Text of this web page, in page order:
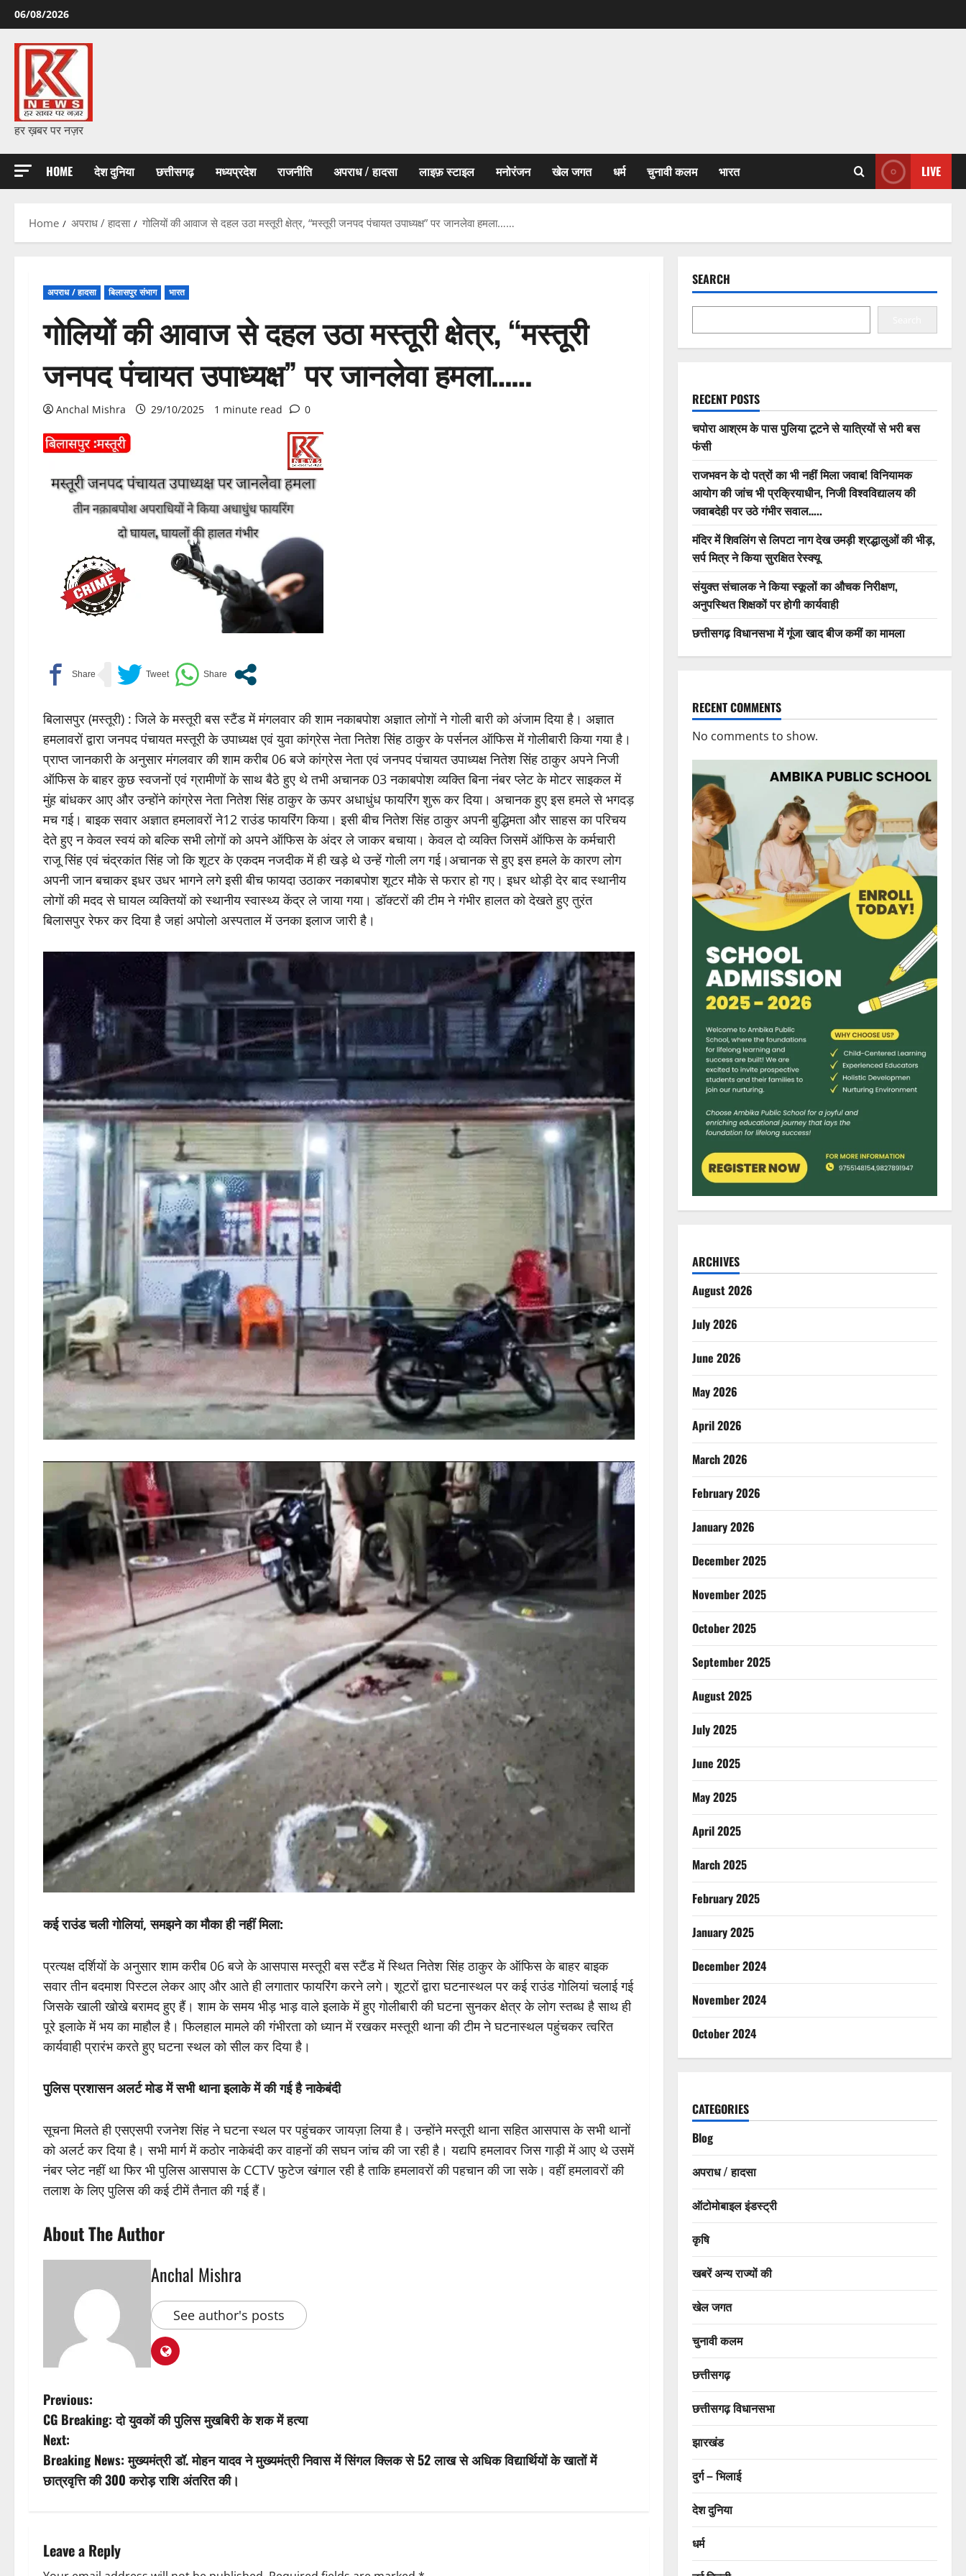
Skip
to
content
06/08/2026
हर ख़बर पर नज़र
HOME देश दुनिया छत्तीसगढ़ मध्यप्रदेश राजनीति अपराध / हादसा लाइफ़ स्टाइल मनोरंजन खेल जगत धर्म चुनावी कलम भारत LIVE
Home अपराध / हादसा गोलियों की आवाज से दहल उठा मस्तूरी क्षेत्र, “मस्तूरी जनपद पंचायत उपाध्यक्ष” पर जानलेवा हमला……
अपराध / हादसा बिलासपुर संभाग भारत
गोलियों की आवाज से दहल उठा मस्तूरी क्षेत्र, “मस्तूरी
जनपद पंचायत उपाध्यक्ष” पर जानलेवा हमला……
Anchal Mishra 29/10/2025 1 minute read 0
बिलासपुर (मस्तूरी) : जिले के मस्तूरी बस स्टैंड में मंगलवार की शाम नकाबपोश अज्ञात लोगों ने गोली बारी को अंजाम दिया है। अज्ञात
हमलावरों द्वारा जनपद पंचायत मस्तूरी के उपाध्यक्ष एवं युवा कांग्रेस नेता नितेश सिंह ठाकुर के पर्सनल ऑफिस में गोलीबारी किया गया है।
प्राप्त जानकारी के अनुसार मंगलवार की शाम करीब 06 बजे कांग्रेस नेता एवं जनपद पंचायत उपाध्यक्ष नितेश सिंह ठाकुर अपने निजी
ऑफिस के बाहर कुछ स्वजनों एवं ग्रामीणों के साथ बैठे हुए थे तभी अचानक 03 नकाबपोश व्यक्ति बिना नंबर प्लेट के मोटर साइकल में
मुंह बांधकर आए और उन्होंने कांग्रेस नेता नितेश सिंह ठाकुर के ऊपर अधाधुंध फायरिंग शुरू कर दिया। अचानक हुए इस हमले से भगदड़
मच गई। बाइक सवार अज्ञात हमलावरों ने12 राउंड फायरिंग किया। इसी बीच नितेश सिंह ठाकुर अपनी बुद्धिमता और साहस का परिचय
देते हुए न केवल स्वयं को बल्कि सभी लोगों को अपने ऑफिस के अंदर ले जाकर बचाया। केवल दो व्यक्ति जिसमें ऑफिस के कर्मचारी
राजू सिंह एवं चंद्रकांत सिंह जो कि शूटर के एकदम नजदीक में ही खड़े थे उन्हें गोली लग गई।अचानक से हुए इस हमले के कारण लोग
अपनी जान बचाकर इधर उधर भागने लगे इसी बीच फायदा उठाकर नकाबपोश शूटर मौके से फरार हो गए। इधर थोड़ी देर बाद स्थानीय
लोगों की मदद से घायल व्यक्तियों को स्थानीय स्वास्थ्य केंद्र ले जाया गया। डॉक्टरों की टीम ने गंभीर हालत को देखते हुए तुरंत
बिलासपुर रेफर कर दिया है जहां अपोलो अस्पताल में उनका इलाज जारी है।
कई राउंड चली गोलियां, समझने का मौका ही नहीं मिला:
प्रत्यक्ष दर्शियों के अनुसार शाम करीब 06 बजे के आसपास मस्तूरी बस स्टैंड में स्थित नितेश सिंह ठाकुर के ऑफिस के बाहर बाइक
सवार तीन बदमाश पिस्टल लेकर आए और आते ही लगातार फायरिंग करने लगे। शूटरों द्वारा घटनास्थल पर कई राउंड गोलियां चलाई गई
जिसके खाली खोखे बरामद हुए हैं। शाम के समय भीड़ भाड़ वाले इलाके में हुए गोलीबारी की घटना सुनकर क्षेत्र के लोग स्तब्ध है साथ ही
पूरे इलाके में भय का माहौल है। फिलहाल मामले की गंभीरता को ध्यान में रखकर मस्तूरी थाना की टीम ने घटनास्थल पहुंचकर त्वरित
कार्यवाही प्रारंभ करते हुए घटना स्थल को सील कर दिया है।
पुलिस प्रशासन अलर्ट मोड में सभी थाना इलाके में की गई है नाकेबंदी
सूचना मिलते ही एसएसपी रजनेश सिंह ने घटना स्थल पर पहुंचकर जायज़ा लिया है। उन्होंने मस्तूरी थाना सहित आसपास के सभी थानों
को अलर्ट कर दिया है। सभी मार्ग में कठोर नाकेबंदी कर वाहनों की सघन जांच की जा रही है। यद्यपि हमलावर जिस गाड़ी में आए थे उसमें
नंबर प्लेट नहीं था फिर भी पुलिस आसपास के CCTV फुटेज खंगाल रही है ताकि हमलावरों की पहचान की जा सके। वहीं हमलावरों की
तलाश के लिए पुलिस की कई टीमें तैनात की गई हैं।
About The Author
Anchal Mishra
See author's posts
P
o
s
t
a
Previous:
CG Breaking: दो युवकों की पुलिस मुखबिरी के शक में हत्या
Next:
Breaking News: मुख्यमंत्री डॉ. मोहन यादव ने मुख्यमंत्री निवास में सिंगल क्लिक से 52 लाख से अधिक विद्यार्थियों के खातों में
छात्रवृत्ति की 300 करोड़ राशि अंतरित की।
Leave a Reply
SEARCH
RECENT POSTS
चपोरा आश्रम के पास पुलिया टूटने से यात्रियों से भरी बस
फंसी
राजभवन के दो पत्रों का भी नहीं मिला जवाब! विनियामक
आयोग की जांच भी प्रक्रियाधीन, निजी विश्वविद्यालय की
जवाबदेही पर उठे गंभीर सवाल…..
मंदिर में शिवलिंग से लिपटा नाग देख उमड़ी श्रद्धालुओं की भीड़,
सर्प मित्र ने किया सुरक्षित रेस्क्यू
संयुक्त संचालक ने किया स्कूलों का औचक निरीक्षण,
अनुपस्थित शिक्षकों पर होगी कार्यवाही
छत्तीसगढ़ विधानसभा में गूंजा खाद बीज कमीं का मामला
RECENT COMMENTS
No comments to show.
ARCHIVES
August 2026
July 2026
June 2026
May 2026
April 2026
March 2026
February 2026
January 2026
December 2025
November 2025
October 2025
September 2025
August 2025
July 2025
June 2025
May 2025
April 2025
March 2025
February 2025
January 2025
December 2024
November 2024
October 2024
CATEGORIES
Blog
अपराध / हादसा
ऑटोमोबाइल इंडस्ट्री
कृषि
खबरें अन्य राज्यों की
खेल जगत
चुनावी कलम
छत्तीसगढ़
छत्तीसगढ़ विधानसभा
झारखंड
दुर्ग – भिलाई
देश दुनिया
धर्म